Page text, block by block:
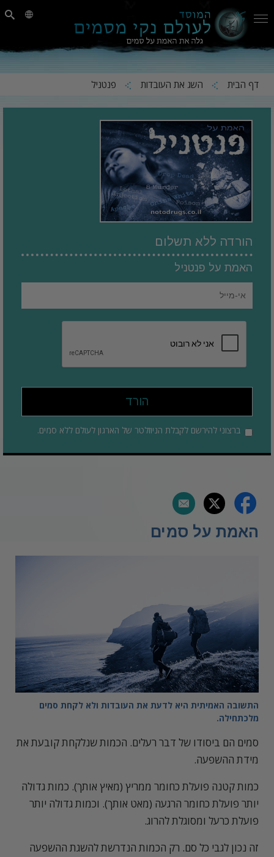
דף הבית השג את העובדות פנטניל
הורדה ללא תשלום
האמת על פנטניל
הורד
ברצוני להירשם לקבלת הניוזלטר של הארגון לעולם ללא סמים.
האמת על סמים
התשובה האמיתית היא לדעת את העובדות ולא לקחת סמים
מלכתחילה.
סמים הם ביסודו של דבר רעלים. הכמות שנלקחת קובעת את
מידת ההשפעה.
כמות קטנה פועלת כחומר ממריץ (מאיץ אותך). כמות גדולה
יותר פועלת כחומר הרגעה (מאט אותך). וכמות גדולה יותר
פועלת כרעל ומסוגלת להרוג.
זה נכון לגבי כל סם. רק הכמות הנדרשת להשגת ההשפעה